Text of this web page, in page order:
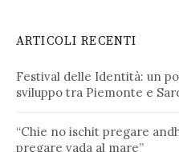
ARTICOLI RECENTI
Festival delle Identità: un
sviluppo tra Piemonte e
“Chie no ischit pregare
pregare vada al mare”